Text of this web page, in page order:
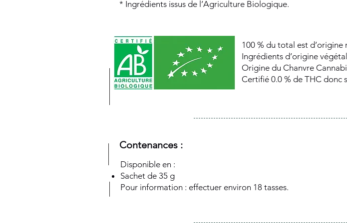
* Ingrédients issus de l’Agriculture Biologique.
100 % du total est d’origine
Ingrédients d’origine
Origine du Chanvre
Certifié 0.0 % de THC donc
Contenances :
Disponible en :
Sachet de 35 g
Pour information : effectuer environ 18 tasses.